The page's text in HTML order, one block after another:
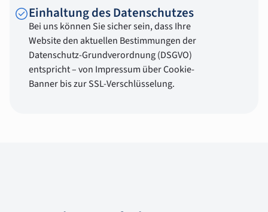
Einhaltung des Datenschutzes
Bei uns können Sie sicher sein, dass Ihre
Website den aktuellen Bestimmungen der
Datenschutz-Grundverordnung (DSGVO)
entspricht – von Impressum über Cookie-
Banner bis zur SSL-Verschlüsselung.